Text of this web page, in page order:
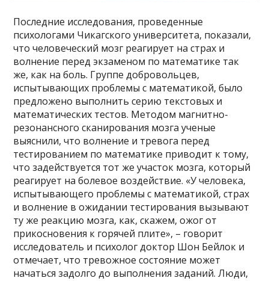
Последние исследования, проведенные
психологами Чикагского университета, показали,
что человеческий мозг реагирует на страх и
волнение перед экзаменом по математике так
же, как на боль. Группе добровольцев,
испытывающих проблемы с математикой, было
предложено выполнить серию текстовых и
математических тестов. Методом магнитно-
резонансного сканирования мозга ученые
выяснили, что волнение и тревога перед
тестированием по математике приводит к тому,
что задействуется тот же участок мозга, который
реагирует на болевое воздействие. «У человека,
испытывающего проблемы с математикой, страх
и волнение в ожидании тестирования вызывают
ту же реакцию мозга, как, скажем, ожог от
прикосновения к горячей плите», – говорит
исследователь и психолог доктор Шон Бейлок и
отмечает, что тревожное состояние может
начаться задолго до выполнения заданий. Люди,